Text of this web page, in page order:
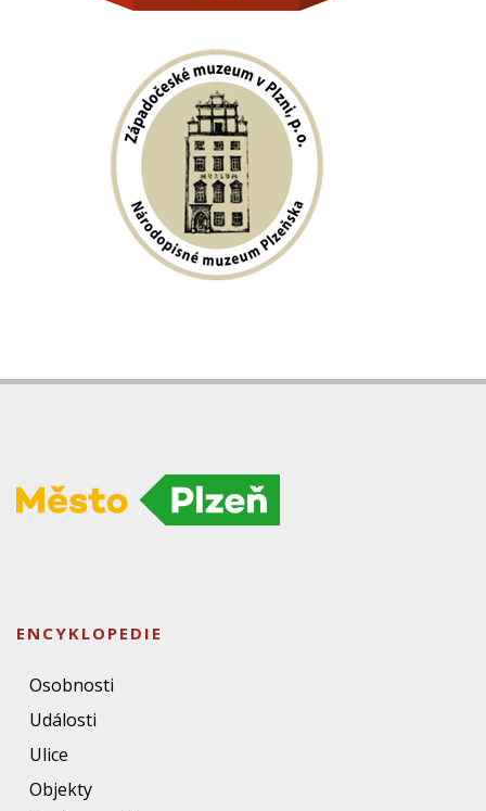
ENCYKLOPEDIE
Osobnosti
Události
Ulice
Objekty